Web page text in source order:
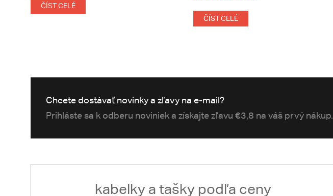
ČÍST CELÉ
ČÍST CELÉ
Chcete dostávať novinky a zľavy na e-mail?
Prihláste sa k odberu noviniek a získajte zľavu €3,8 na váš prvý nákup.
kabelky a tašky podľa ceny